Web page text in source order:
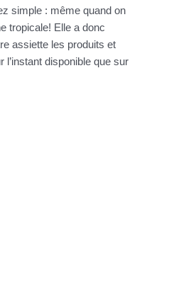
simple : même quand on
tropicale! Elle a donc
assiette les produits et
disponible que sur